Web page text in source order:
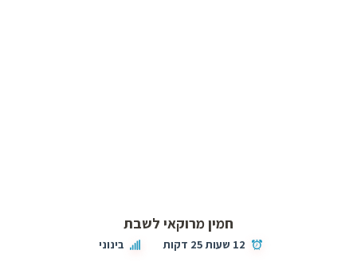
חמין מרוקאי לשבת
12 שעות 25 דקות בינוני